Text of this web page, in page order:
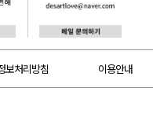
보처리방침 이용안내